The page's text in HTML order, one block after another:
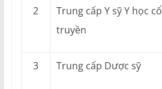
2
Trung cấp Y sỹ Y học cổ
truyền
3 Trung cấp Dược sỹ